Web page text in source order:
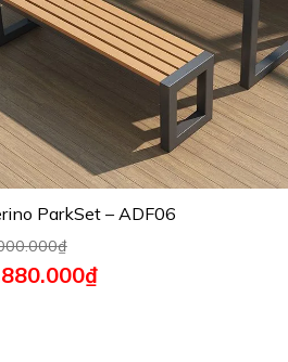
ParkSet – ADF06
₫
₫